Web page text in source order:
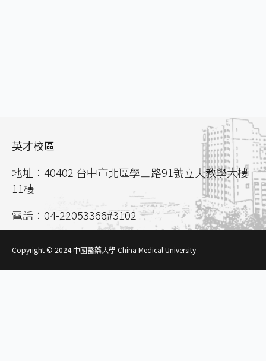
英才校區
地址：40402 台中市北區學士路91號立夫教學大樓
11樓
電話：04-22053366#3102
Copyright © 2024 中國醫藥大學 China Medical University